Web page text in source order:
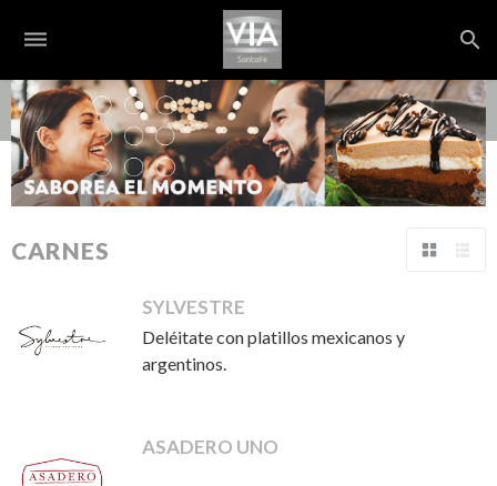
dehaze search
CARNES
SYLVESTRE
Deléitate con platillos mexicanos y
argentinos.
ASADERO UNO